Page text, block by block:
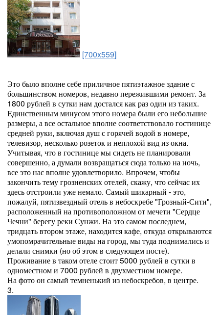
[700x559]
Это было вполне себе приличное пятиэтажное здание с
большинством номеров, недавно пережившими ремонт. За
1800 рублей в сутки нам достался как раз один из таких.
Единственным минусом этого номера были его небольшие
размеры, а все остальное вполне соответствовало гостинице
средней руки, включая душ с горячей водой в номере,
телевизор, несколько розеток и неплохой вид из окна.
Учитывая, что в гостинице мы сидеть не планировали
совершенно, а думали возвращаться сюда только на ночь,
все это нас вполне удовлетворило. Впрочем, чтобы
закончить тему грозненских отелей, скажу, что сейчас их
здесь отстроили уже немало. Самый шикарный - это,
пожалуй, пятизвездный отель в небоскребе "Грозный-Сити",
расположенный на противоположном от мечети "Сердце
Чечни" берегу реки Сунжи. На это самом последнем,
тридцать втором этаже, находится кафе, откуда открываются
умопомрачительные виды на город, мы туда поднимались и
делали снимки (но об этом в следующем посте).
Проживание в таком отеле стоит 5000 рублей в сутки в
одноместном и 7000 рублей в двухместном номере.
На фото он самый темненький из небоскребов, в центре.
3.